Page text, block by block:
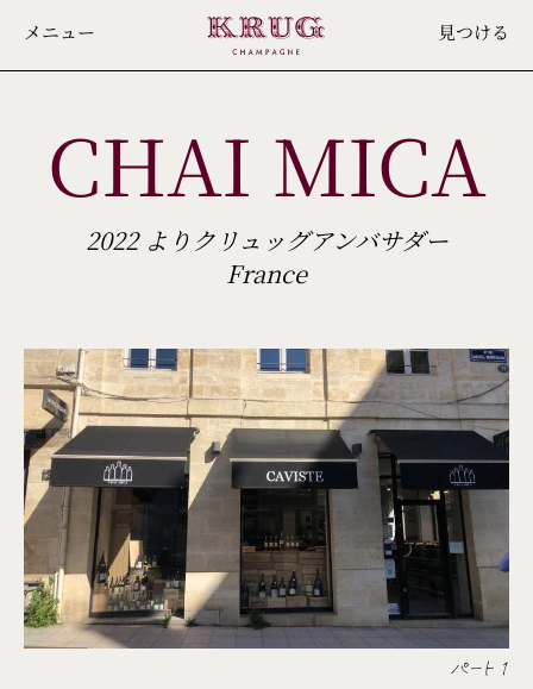
メニュー 見つける
CHAI MICA
2022 よりクリュッグアンバサダー
France
パート 1